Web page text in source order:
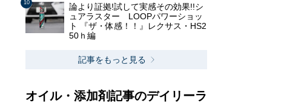
論より証拠!試して実感その効果!!シ
ュアラスター LOOPパワーショッ
ト 『ザ・体感！！』レクサス・HS2
50ｈ編
記事をもっと見る
オイル・添加剤記事のデイリーラ